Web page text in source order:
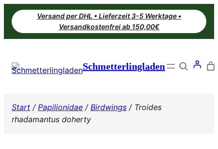
Zum
Inhalt
springen
Versand per DHL • Lieferzeit 3-5 Werktage •
Versandkostenfrei ab 150,00€
Schmetterlingladen Search
Start / Papilionidae / Birdwings / Troides
rhadamantus doherty